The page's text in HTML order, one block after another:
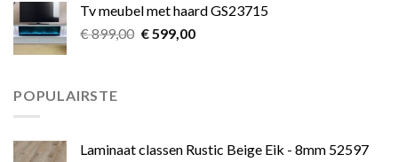
€ 39,00.€ 25,00.
Tv meubel met haard GS23715
€899,00 Oorspronkelijke
€599,00Huidige
POPULAIRSTE
Laminaat classen Rustic Beige Eik - 8mm 52597